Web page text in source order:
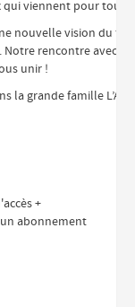
qui viennent pour tout
nouvelle vision du
rencontre avec
unir !
la grande famille
+
un abonnement